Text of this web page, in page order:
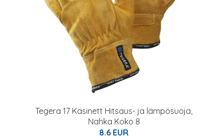
Tegera 17 Käsinett Hitsaus- ja lämpösuoja,
Nahka Koko 8
8.6 EUR